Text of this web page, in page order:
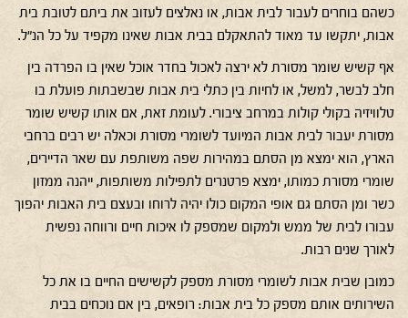
כשהם בוחרים לעבור לבית אבות, או נאלצים לעזוב את ביתם לטובת בית
אבות, יתקשו עד מאוד להתאקלם בבית אבות שאינו מקפיד על כל הנ"ל.
אף קשיש שומר מסורת לא ירצה לאכול בחדר אוכל שאין בו הפרדה בין
חלב לבשר, למשל, או לחיות בין כתלי בית אבות שבשבתות פועלת בו
טלוויזיה בקולי קולות במרחב ציבורי. לעומת זאת, אם אותו קשיש שומר
מסורת יעבור לבית אבות המיועד לשומרי מסורת וכאלה יש רבים ברחבי
הארץ, הוא ימצא מן הסתם במהירות שפה משותפת עם שאר הדיירים,
שומרי מסורת כמותו, ימצא פרטנרים לתפילות משותפות, ייהנה ממזון
כשר ומן הסתם גם אופי המקום כולו יהיה לרוחו ובעצם בית האבות יהפוך
עבורו לבית של ממש ולמקום שמספק לו איכות חיים ורווחה נפשית
לאורך שנים רבות.
כמובן שבית אבות לשומרי מסורת מספק לקשישים החיים בו את כל
השירותים אותם מספק כל בית אבות: רופאים, בין אם נוכחים בבית